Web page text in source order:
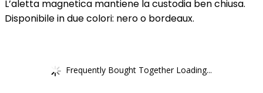
L’aletta magnetica mantiene la custodia ben chiusa.
Disponibile in due colori: nero o bordeaux.
Frequently Bought Together Loading...